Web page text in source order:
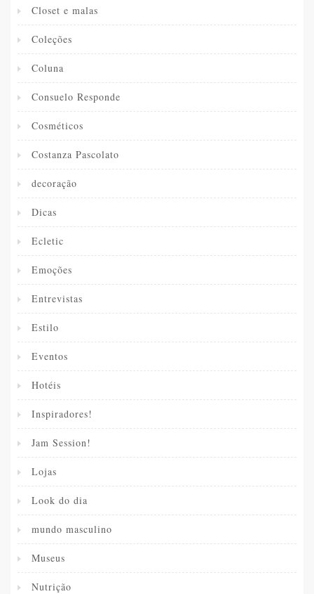
Closet e malas
Coleções
Coluna
Consuelo Responde
Cosméticos
Costanza Pascolato
decoração
Dicas
Ecletic
Emoções
Entrevistas
Estilo
Eventos
Hotéis
Inspiradores!
Jam Session!
Lojas
Look do dia
mundo masculino
Museus
Nutrição